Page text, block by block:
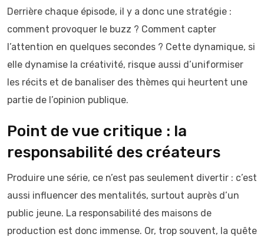
Derrière chaque épisode, il y a donc une stratégie :
comment provoquer le buzz ? Comment capter
l’attention en quelques secondes ? Cette dynamique, si
elle dynamise la créativité, risque aussi d’uniformiser
les récits et de banaliser des thèmes qui heurtent une
partie de l’opinion publique.
Point de vue critique : la
responsabilité des créateurs
Produire une série, ce n’est pas seulement divertir : c’est
aussi influencer des mentalités, surtout auprès d’un
public jeune. La responsabilité des maisons de
production est donc immense. Or, trop souvent, la quête